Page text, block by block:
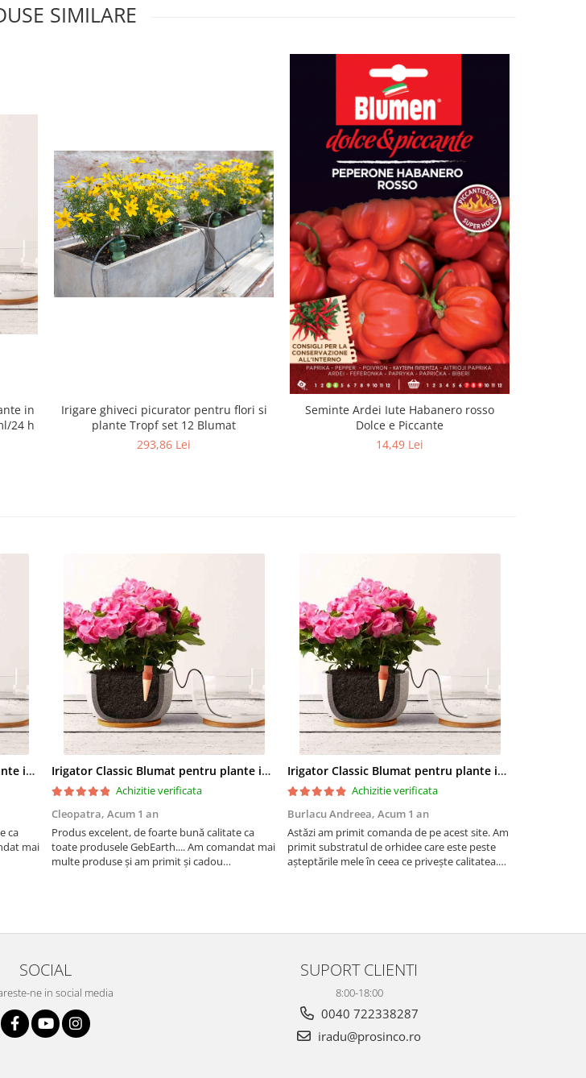
SIMILARE
in
24 h
Irigare ghiveci picurator pentru flori si
plante Tropf set 12 Blumat
293,86 Lei
Seminte Ardei Iute Habanero rosso
Dolce e Piccante
14,49 Lei
Irigator Classic Blumat pentru plante in ghiveci, debit 75ml pana la 125 ml/24 h
ca
mai
Irigator Classic Blumat pentru plante in ghiveci, debit 75ml pana la 125 ml/24 h
Achizitie verificata
Cleopatra, Acum 1 an
Produs excelent, de foarte bună calitate ca
toate produsele GebEarth.... Am comandat mai
multe produse și am primit și cadou
Irigator Classic Blumat pentru plante in ghiveci, debit 75ml pana la 125 ml/24 h
Achizitie verificata
Burlacu Andreea, Acum 1 an
Astăzi am primit comanda de pe acest site. Am
primit substratul de orhidee care este peste
așteptările mele în ceea ce privește calitatea.
SOCIAL
ne in social media
SUPORT CLIENTI
8:00-18:00
0040 722338287
iradu@prosinco.ro